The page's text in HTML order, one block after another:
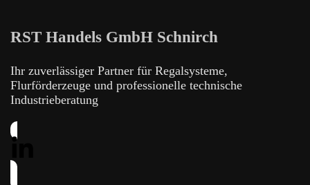
RST Handels GmbH Schnirch
Ihr zuverlässiger Partner für Regalsysteme,
Flurförderzeuge und professionelle technische
Industrieberatung